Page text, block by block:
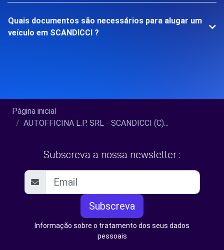
Quais documentos são necessários para alugar um
veículo em SCANDICCI ?
Página inicial
AUTOFFICINA L.P. SRL - SCANDICCI (C)...
Subscreva a nossa newsletter :
Subscreva
Informação sobre o tratamento dos seus dados
pessoais